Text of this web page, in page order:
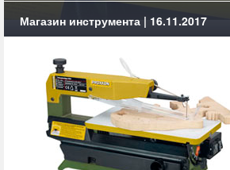
Магазин инструмента | 16.11.2017